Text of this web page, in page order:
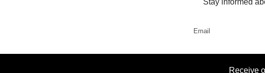
Stay informed
Receive